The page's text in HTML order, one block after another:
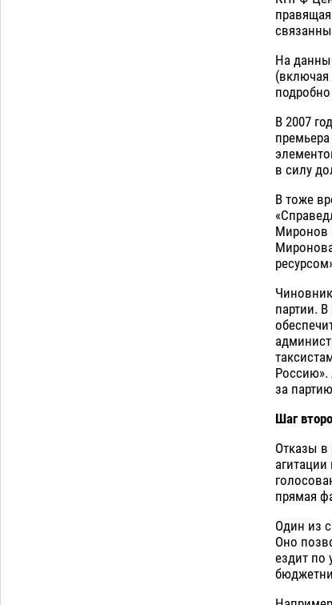
На
(включая
В 2007
в силу
В тоже
Миронов
партии.
Россию».
за
Шаг
Отказы в
прямая
Один из
Оно
ездит по